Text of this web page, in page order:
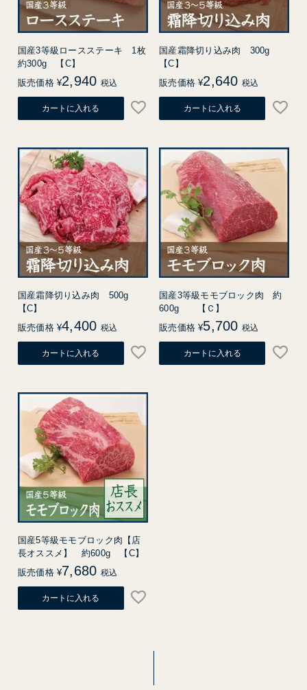
国産3等級ロースステーキ 1枚
約300g 【C】
販売価格 ¥2,940 税込
カートに入れる
国産霜降切り込み肉 300g
【C】
販売価格 ¥2,640 税込
カートに入れる
国産霜降切り込み肉 500g
【C】
販売価格 ¥4,400 税込
カートに入れる
国産3等級モモブロック肉 約
600g 【Ｃ】
販売価格 ¥5,700 税込
カートに入れる
国産5等級モモブロック肉【店
長オススメ】 約600g 【C】
販売価格 ¥7,680 税込
カートに入れる